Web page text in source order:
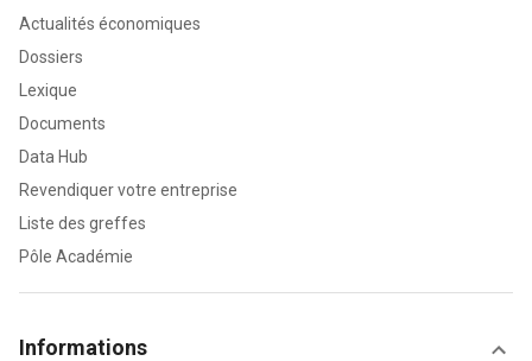
Actualités économiques
Dossiers
Lexique
Documents
Data Hub
Revendiquer votre entreprise
Liste des greffes
Pôle Académie
Informations